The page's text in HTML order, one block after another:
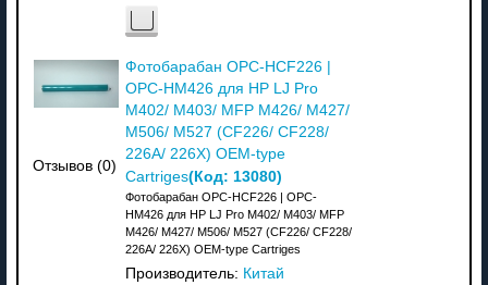
Отзывов (0)
Фотобарабан OPC-HCF226 |
OPC-HM426 для HP LJ Pro
M402/ M403/ MFP M426/ M427/
M506/ M527 (CF226/ CF228/
226A/ 226X) OEM-type
Cartriges(Код: 13080)
Фотобарабан OPC-HCF226 | OPC-
HM426 для HP LJ Pro M402/ M403/ MFP
M426/ M427/ M506/ M527 (CF226/ CF228/
226A/ 226X) OEM-type Cartriges
Производитель: Китай